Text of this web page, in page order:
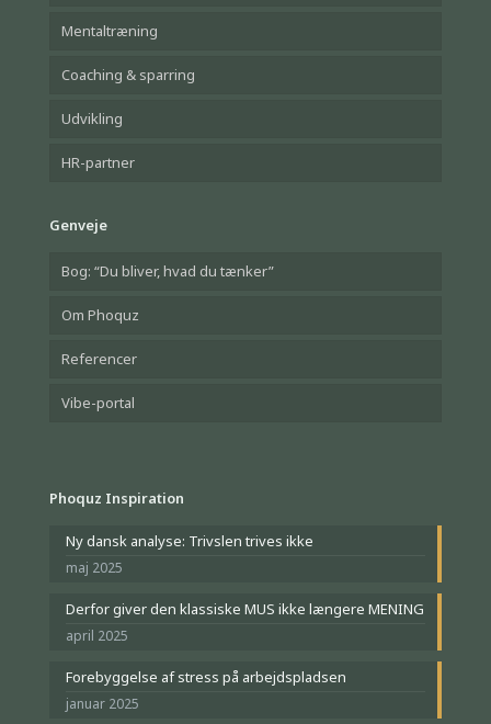
Mentaltræning
Coaching & sparring
Udvikling
HR-partner
Genveje
Bog: “Du bliver, hvad du tænker”
Om Phoquz
Referencer
Vibe-portal
Phoquz Inspiration
Ny dansk analyse: Trivslen trives ikke
maj 2025
Derfor giver den klassiske MUS ikke længere MENING
april 2025
Forebyggelse af stress på arbejdspladsen
januar 2025